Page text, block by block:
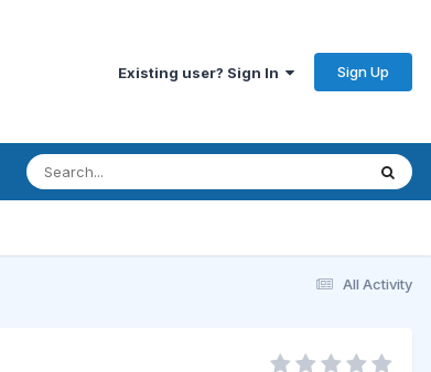
Existing user? Sign In Sign Up
All Activity